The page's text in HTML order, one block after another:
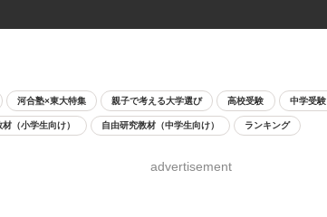
河合塾×東大特集 親子で考える大学選び 高校受験 中学受験
（小学生向け） 自由研究教材（中学生向け） ランキング
advertisement